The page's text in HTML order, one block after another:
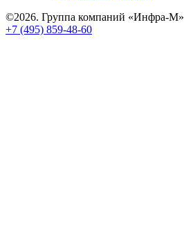
©2026. Группа компаний «Инфра-М»
+7 (495) 859-48-60